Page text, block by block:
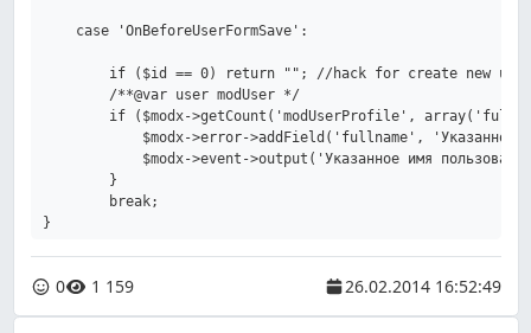
    case 'OnBeforeUserFormSave':
if ($id == 0) return ""; //hack for create new
        /**@var user modUser */
if ($modx->getCount('modUserProfile',
$modx->error->addField('fullname', 'Указанное
$modx->event->output('Указанное имя
        }
        break;
}
0 1 159 26.02.2014 16:52:49